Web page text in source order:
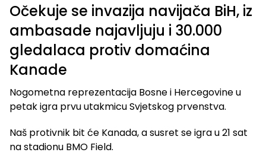
Očekuje se invazija navijača BiH, iz
ambasade najavljuju i 30.000
gledalaca protiv domaćina
Kanade
Nogometna reprezentacija Bosne i Hercegovine u
petak igra prvu utakmicu Svjetskog prvenstva.
Naš protivnik bit će Kanada, a susret se igra u 21 sat
na stadionu BMO Field.